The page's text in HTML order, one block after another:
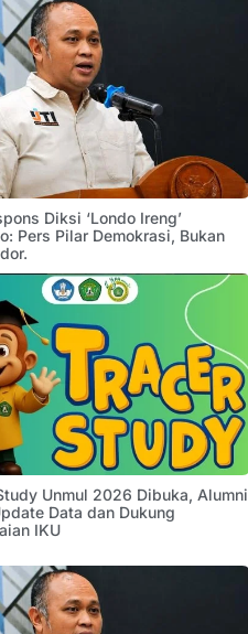
Diksi ‘Londo Ireng’
Pers Pilar Demokrasi, Bukan
Unmul 2026 Dibuka, Alumni
Data dan Dukung
IKU